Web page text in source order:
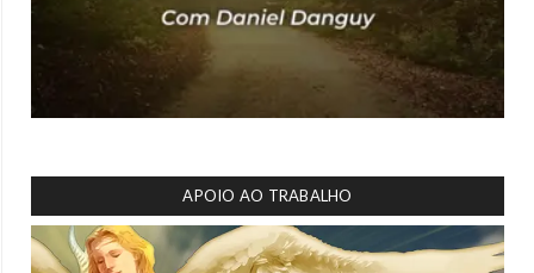
APOIO AO TRABALHO